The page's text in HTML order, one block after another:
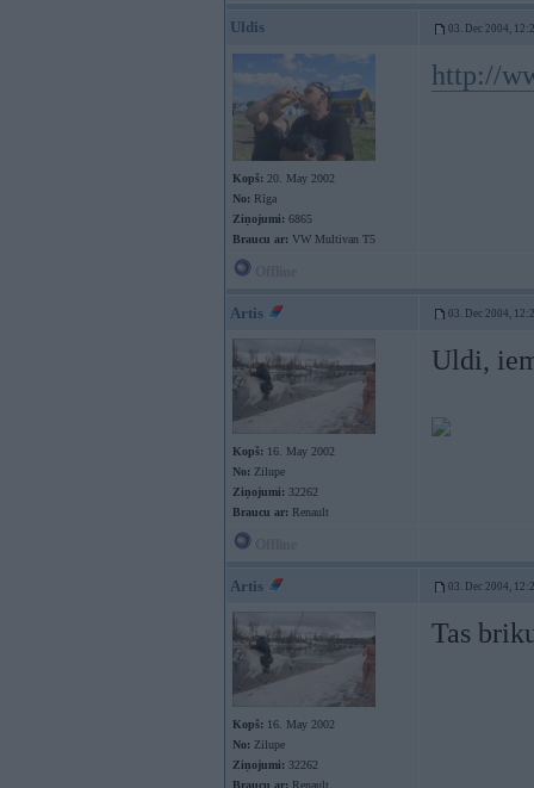
Uldis 03. Dec 2004,
Kopš: 20. May 2002
No: Rīga
Ziņojumi: 6865
Braucu ar: VW Multivan T5
http://
Artis 03. Dec 2004,
Kopš: 16. May 2002
No: Zilupe
Ziņojumi: 32262
Braucu ar: Renault
Uldi,
Artis 03. Dec 2004,
Kopš: 16. May 2002
No: Zilupe
Ziņojumi: 32262
Braucu ar: Renault
Tas